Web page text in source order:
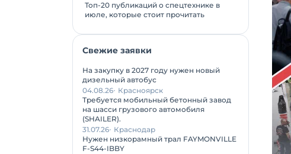
Топ-20 публикаций о спецтехнике в
июле, которые стоит прочитать
Свежие заявки
На закупку в 2027 году нужен новый
дизельный автобус
04.08.26 Красноярск
Требуется мобильный бетонный завод
на шасси грузового автомобиля
(SHAILER).
31.07.26 Краснодар
Нужен низкорамный трал FAYMONVILLE
F-S44-IBBY